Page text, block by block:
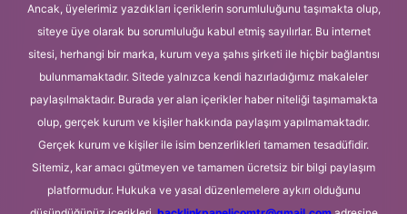
Ancak, üyelerimiz yazdıkları içeriklerin sorumluluğunu taşımakta olup,
siteye üye olarak bu sorumluluğu kabul etmiş sayılırlar. Bu internet
sitesi, herhangi bir marka, kurum veya şahıs şirketi ile hiçbir bağlantısı
bulunmamaktadır. Sitede yalnızca kendi hazırladığımız makaleler
paylaşılmaktadır. Burada yer alan içerikler haber niteliği taşımamakta
olup, gerçek kurum ve kişiler hakkında paylaşım yapılmamaktadır.
Gerçek kurum ve kişiler ile isim benzerlikleri tamamen tesadüfidir.
Sitemiz, kar amacı gütmeyen ve tamamen ücretsiz bir bilgi paylaşım
platformudur. Hukuka ve yasal düzenlemelere aykırı olduğunu